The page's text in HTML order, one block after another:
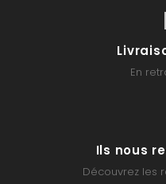
En
Ils nous
Découvrez les